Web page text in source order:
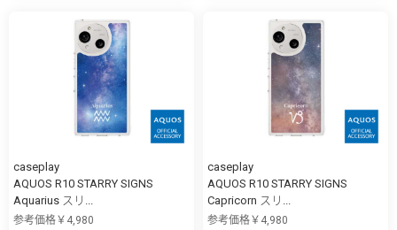
caseplay
AQUOS R10 STARRY SIGNS
Aquarius スリ...
参考価格￥4,980
caseplay
AQUOS R10 STARRY SIGNS
Capricorn スリ...
参考価格￥4,980